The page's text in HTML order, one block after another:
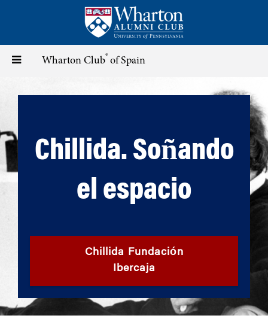
content
Toggle
navigation
Wharton Club® of Spain
Chillida. Soñando
el espacio
Chillida Fundación
Ibercaja